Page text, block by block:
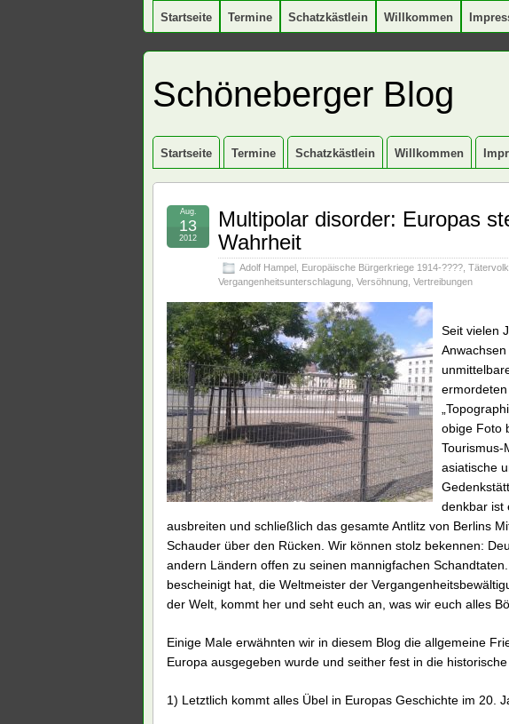
Startseite Termine Schatzkästlein Willkommen
Schöneberger Blog
Startseite Termine Schatzkästlein Willkommen
Multipolar disorder: Europas
Wahrheit
Adolf Hampel Europäische Bürgerkriege 1914-???? Tätervolk
Vergangenheitsunterschlagung Versöhnung Vertreibungen
Aug.
13
2012
Seit vielen
obige Foto
Tourismus-
asiatische
denkbar ist
ausbreiten und schließlich das gesamte Antlitz von Berlins
Schauder über den Rücken. Wir können stolz bekennen:
andern Ländern offen zu seinen mannigfachen
bescheinigt hat, die Weltmeister der
der Welt, kommt her und seht euch an, was wir euch alles
Einige Male erwähnten wir in diesem Blog die allgemeine
Europa ausgegeben wurde und seither fest in die
1) Letztlich kommt alles Übel in Europas Geschichte im 20.